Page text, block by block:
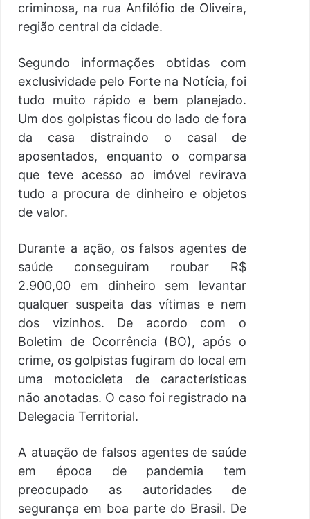
criminosa, na rua Anfilófio de Oliveira,
região central da cidade.
Segundo informações obtidas com
exclusividade pelo Forte na Notícia, foi
tudo muito rápido e bem planejado.
Um dos golpistas ficou do lado de fora
da casa distraindo o casal de
aposentados, enquanto o comparsa
que teve acesso ao imóvel revirava
tudo a procura de dinheiro e objetos
de valor.
Durante a ação, os falsos agentes de
saúde conseguiram roubar R$
2.900,00 em dinheiro sem levantar
qualquer suspeita das vítimas e nem
dos vizinhos. De acordo com o
Boletim de Ocorrência (BO), após o
crime, os golpistas fugiram do local em
uma motocicleta de características
não anotadas. O caso foi registrado na
Delegacia Territorial.
A atuação de falsos agentes de saúde
em época de pandemia tem
preocupado as autoridades de
segurança em boa parte do Brasil. De